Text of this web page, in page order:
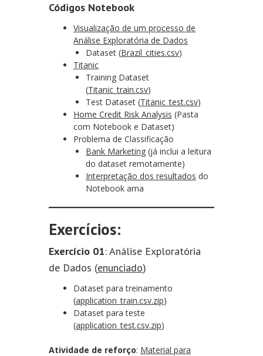
Códigos Notebook
Visualização de um processo de
Análise Exploratória de Dados
Dataset (Brazil_cities.csv)
Titanic
Training Dataset
(Titanic_train.csv)
Test Dataset (Titanic_test.csv)
Home Credit Risk Analysis (Pasta
com Notebook e Dataset)
Problema de Classificação
Bank Marketing (já inclui a leitura
do dataset remotamente)
Interpretação dos resultados do
Notebook ama
Exercícios:
Exercício 01: Análise Exploratória
de Dados (enunciado)
Dataset para treinamento
(application_train.csv.zip)
Dataset para teste
(application_test.csv.zip)
Atividade de reforço: Material para